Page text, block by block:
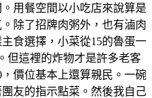
用餐空間以小吃店來說算是
除了招牌肉粥外，也有滷肉
食選擇，小菜從15的魯蛋一
但這裡的炸物才是許多老客
價位基本上還算親民。一碗
友的指示點菜。然後我自己